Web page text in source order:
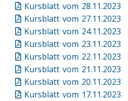
Kursblatt vom 28.11.2023
Kursblatt vom 27.11.2023
Kursblatt vom 24.11.2023
Kursblatt vom 23.11.2023
Kursblatt vom 22.11.2023
Kursblatt vom 21.11.2023
Kursblatt vom 20.11.2023
Kursblatt vom 17.11.2023